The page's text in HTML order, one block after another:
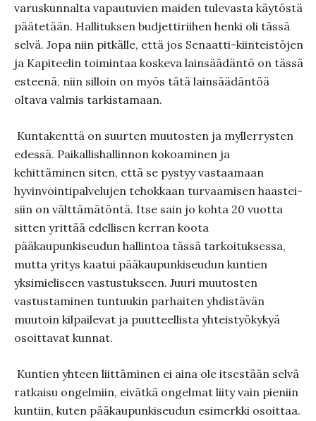
varuskun­nalta vapautuvien maiden tulevasta käytöstä
päätetään. Hallituk­sen budjettiriihen henki oli tässä
selvä. Jopa niin pitkälle, että jos Senaatti-kiinteistöjen
ja Kapiteelin toimintaa koskeva lainsäädäntö on tässä
esteenä, niin silloin on myös tätä lainsää­däntöä
oltava valmis tarkistamaan.
Kuntakenttä on suurten muutosten ja myllerrysten
edessä. Paikal­lishallinnon kokoaminen ja
kehittäminen siten, että se pystyy vastaamaan
hyvinvointipalvelujen tehokkaan turvaamisen haastei­
siin on välttämätöntä. Itse sain jo kohta 20 vuotta
sitten yrit­tää edellisen kerran koota
pääkaupunkiseudun hallintoa tässä tarkoituksessa,
mutta yritys kaatui pääkaupunkiseudun kuntien
yksimieliseen vastustukseen. Juuri muutosten
vastustaminen tun­tuukin parhaiten yhdistävän
muutoin kilpailevat ja puutteellista yhteis­työkykyä
osoittavat kunnat.
Kuntien yhteen liittäminen ei aina ole itsestään selvä
ratkaisu ongelmiin, eivätkä ongelmat liity vain pieniin
kuntiin, kuten pääkau­pun­kiseudun esi­merkki osoittaa.